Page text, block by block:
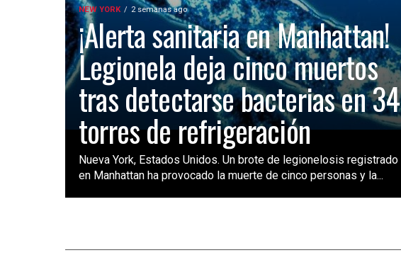
NEW YORK 2 semanas ago
¡Alerta sanitaria en Manhattan!
Legionela deja cinco muertos
tras detectarse bacterias en 34
torres de refrigeración
Nueva York, Estados Unidos. Un brote de legionelosis registrado
en Manhattan ha provocado la muerte de cinco personas y la...